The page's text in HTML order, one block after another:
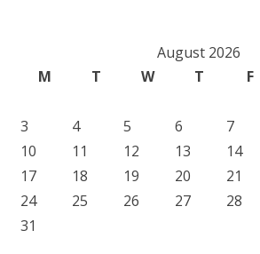
August 2026
M
T W T F
3
4 5 6 7
10
11 12 13 14
17
18 19 20 21
24
25 26 27 28
31